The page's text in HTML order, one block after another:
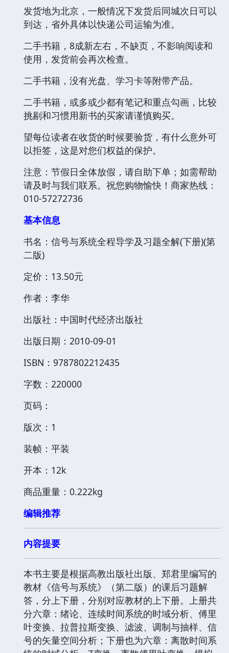
发货地为北京，一般情况下发货后同城次日可以
到达，省外具体以快递公司运输为准。
二手书籍，8成新左右，不缺页，不影响阅读和
使用，发货前会再次检查。
二手书籍，没有光盘、学习卡等附带产品。
二手书籍，或多或少都有笔记和重点勾画，比较
挑剔和习惯用新书的买家请谨慎购买。
望每位读者在收货的时候要验货，有什么意外可
以拒签，这是对您们权益的保护。
注意：节假日全体放假，请自助下单；如需帮助
请及时与我们联系。祝您购物愉快！商家热线：
010-57272736
基本信息
书名：信号与系统全程导学及习题全解(下册)(第
二版)
定价：13.50元
作者：李华
出版社：中国时代经济出版社
出版日期：2010-09-01
ISBN：9787802212435
字数：220000
页码：
版次：1
装帧：平装
开本：12k
商品重量：0.222kg
编辑推荐
内容提要
本书主要是根据高教出版社出版、郑君里编写的
教材《信号与系统》（第二版）的课后习题解
答，分上下册，分别对应教材的上下册。上册共
分六章：绪论、连续时间系统的时域分析、傅里
叶变换、拉普拉斯变换、滤波、调制与抽样、信
号的矢量空间分析；下册也为六章：离散时间系